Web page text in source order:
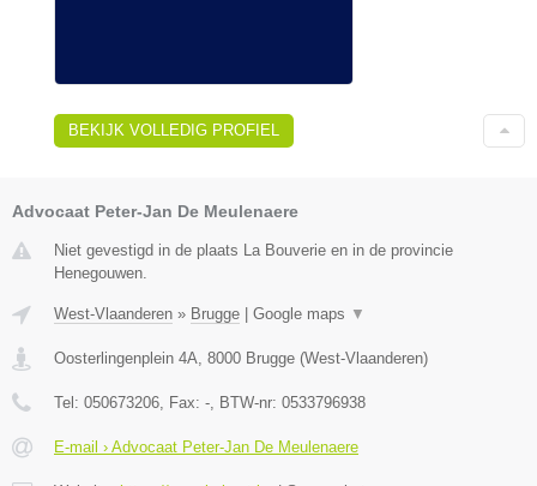
BEKIJK VOLLEDIG PROFIEL
Advocaat Peter-Jan De Meulenaere
Niet gevestigd in de plaats La Bouverie en in de provincie
Henegouwen.
West-Vlaanderen » Brugge Google maps ▼
Oosterlingenplein 4A, 8000 Brugge (West-Vlaanderen)
Tel: 050673206, Fax: -, BTW-nr: 0533796938
E-mail › Advocaat Peter-Jan De Meulenaere